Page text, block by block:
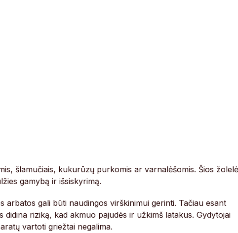
šlamučiais, kukurūzų purkomis ar varnalėšomis. Šios
gamybą ir išsiskyrimą.
arbatos gali būti naudingos virškinimui gerinti. Tačiau esant
didina riziką, kad akmuo pajudės ir užkimš latakus. Gydytojai
vartoti griežtai negalima.